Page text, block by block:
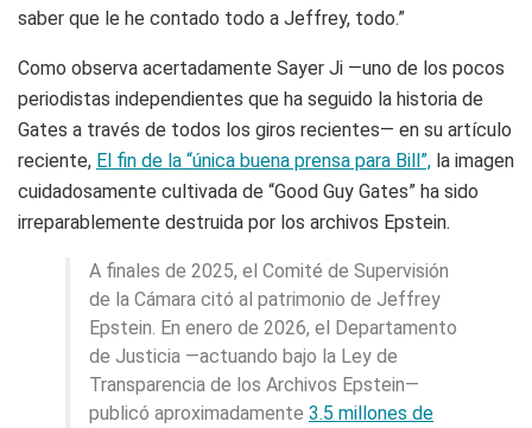
saber que le he contado todo a Jeffrey, todo.”
Como observa acertadamente Sayer Ji —uno de los pocos
periodistas independientes que ha seguido la historia de
Gates a través de todos los giros recientes— en su artículo
reciente, El fin de la “única buena prensa para Bill”, la imagen
cuidadosamente cultivada de “Good Guy Gates” ha sido
irreparablemente destruida por los archivos Epstein.
A finales de 2025, el Comité de Supervisión
de la Cámara citó al patrimonio de Jeffrey
Epstein. En enero de 2026, el Departamento
de Justicia —actuando bajo la Ley de
Transparencia de los Archivos Epstein—
publicó aproximadamente 3.5 millones de